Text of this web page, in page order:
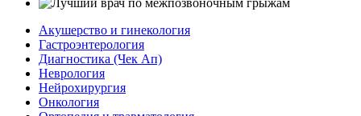
Акушерство и гинекология
Гастроэнтерология
Диагностика (Чек Ап)
Неврология
Нейрохирургия
Онкология